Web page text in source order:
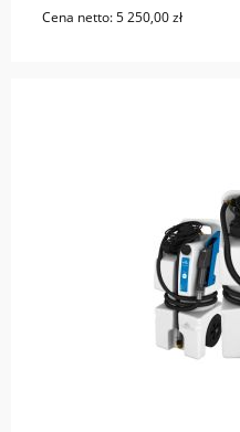
Cena netto:5 250,00 zł